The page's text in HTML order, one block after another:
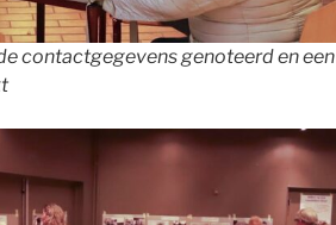
contactgegevens genoteerd en een